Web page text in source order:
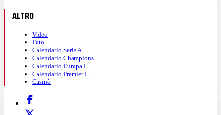
ALTRO
Video
Foto
Calendario Serie A
Calendario Champions
Calendario Europa L.
Calendario Premier L.
Casinò